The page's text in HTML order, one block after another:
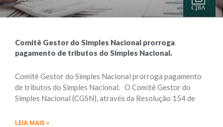
Comitê Gestor do Simples Nacional prorroga
pagamento de tributos do Simples Nacional.
Comitê Gestor do Simples Nacional prorroga pagamento
de tributos do Simples Nacional. O Comitê Gestor do
Simples Nacional (CGSN), através da Resolução 154 de
LEIA MAIS »